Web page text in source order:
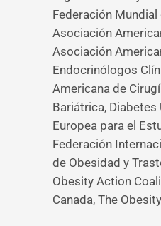
Federación Mundial
Asociación
Asociación
Endocrinólogos
Americana de
Bariátrica, Diabetes
Europea para el
Federación
de Obesidad y
Obesity Action
Canada, The